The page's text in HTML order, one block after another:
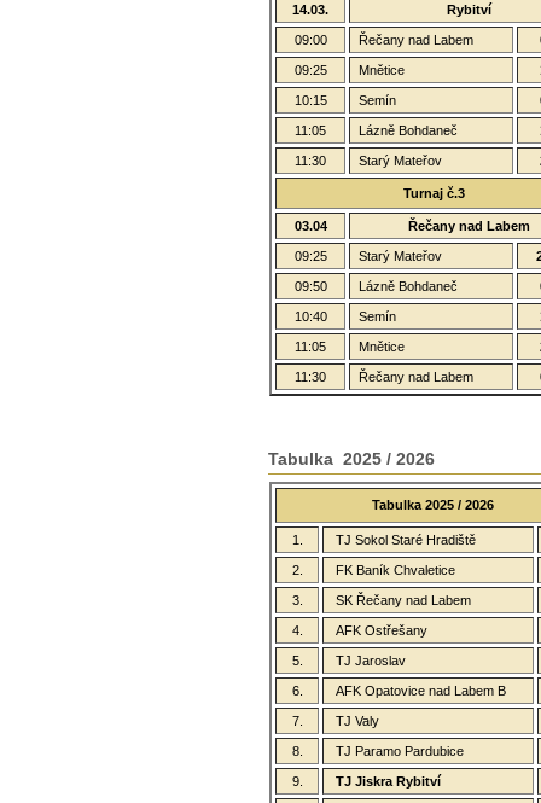
14.03. Rybitví
09:00 Řečany nad Labem
09:25 Mnětice
10:15 Semín
11:05 Lázně Bohdaneč
11:30 Starý Mateřov
Turnaj č.3
03.04 Řečany nad Labem
09:25 Starý Mateřov
09:50 Lázně Bohdaneč
10:40 Semín
11:05 Mnětice
11:30 Řečany nad Labem
Tabulka 2025 / 2026
Tabulka 2025 / 2026
1. TJ Sokol Staré Hradiště
2. FK Baník Chvaletice
3. SK Řečany nad Labem
4. AFK Ostřešany
5. TJ Jaroslav
6. AFK Opatovice nad Labem B
7. TJ Valy
8. TJ Paramo Pardubice
9. TJ Jiskra Rybitví